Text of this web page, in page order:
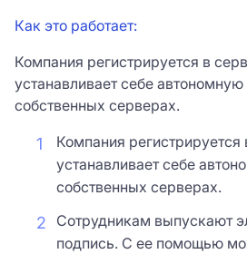
Как это работает:
Компания регистрируется в
устанавливает себе
собственных серверах.
Компания регистрируется
устанавливает себе
собственных серверах.
Сотрудникам выпускают
подпись. С ее помощью